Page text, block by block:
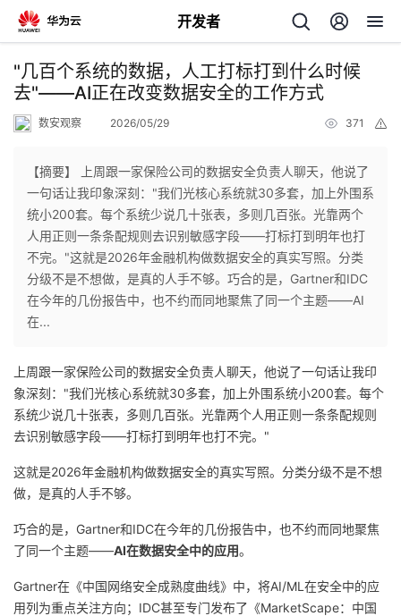
开发者
返
回
个
人
主
我
的
发
者
我
博
客
的
论
我
的
我
"几百个系统的数据，人工打标打到什么时候
去"——AI正在改变数据安全的工作方式
数安观察 2026/05/29 371
【摘要】 上周跟一家保险公司的数据安全负责人聊天，他说了
一句话让我印象深刻："我们光核心系统就30多套，加上外围系
统小200套。每个系统少说几十张表，多则几百张。光靠两个
人用正则一条条配规则去识别敏感字段——打标打到明年也打
不完。"这就是2026年金融机构做数据安全的真实写照。分类
分级不是不想做，是真的人手不够。巧合的是，Gartner和IDC
在今年的几份报告中，也不约而同地聚焦了同一个主题——AI
在...
上周跟一家保险公司的数据安全负责人聊天，他说了一句话让我印
象深刻："我们光核心系统就30多套，加上外围系统小200套。每个
系统少说几十张表，多则几百张。光靠两个人用正则一条条配规则
去识别敏感字段——打标打到明年也打不完。"
这就是2026年金融机构做数据安全的真实写照。分类分级不是不想
做，是真的人手不够。
巧合的是，Gartner和IDC在今年的几份报告中，也不约而同地聚焦
了同一个主题——AI在数据安全中的应用。
Gartner在《中国网络安全成熟度曲线》中，将AI/ML在安全中的应
用列为重点关注方向；IDC甚至专门发布了《MarketScape：中国